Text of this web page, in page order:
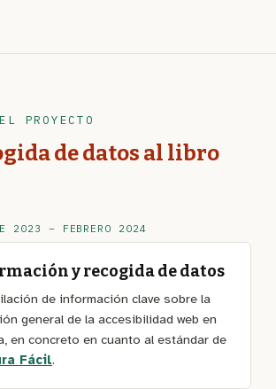
PROYECTO
de datos al libro
2023 – FEBRERO 2024
y recogida de datos
de información clave sobre la
general de la accesibilidad web en
en concreto en cuanto al estándar de
Fácil.